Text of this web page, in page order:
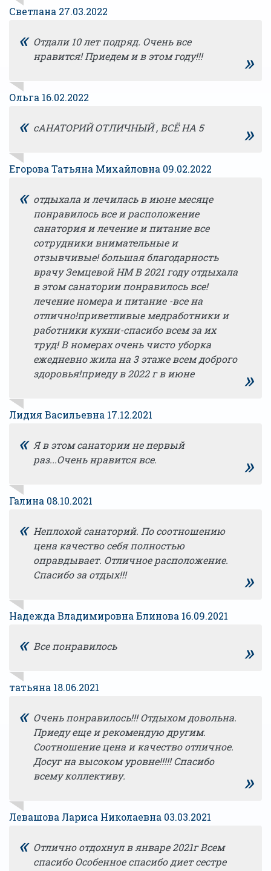
Светлана 27.03.2022
« Отдали 10 лет подряд. Очень все
нравится! Приедем и в этом году!!!
»
Ольга 16.02.2022
« сАНАТОРИЙ ОТЛИЧНЫЙ , ВСЁ НА 5 »
Егорова Татьяна Михайловна 09.02.2022
« отдыхала и лечилась в июне месяце
понравилось все и расположение
санатория и лечение и питание все
сотрудники внимательные и
отзывчивые! большая благодарность
врачу Земцевой НМ В 2021 году отдыхала
в этом санатории понравилось все!
лечение номера и питание -все на
отлично!приветливые медработники и
работники кухни-спасибо всем за их
труд! В номерах очень чисто уборка
ежедневно жила на 3 этаже всем доброго
здоровья!приеду в 2022 г в июне
»
Лидия Васильевна 17.12.2021
« Я в этом санатории не первый
раз...Очень нравится все.
»
Галина 08.10.2021
« Неплохой санаторий. По соотношению
цена качество себя полностью
оправдывает. Отличное расположение.
Спасибо за отдых!!!
»
Надежда Владимировна Блинова 16.09.2021
« Все понравилось »
татьяна 18.06.2021
« Очень понравилось!!! Отдыхом довольна.
Приеду еще и рекомендую другим.
Соотношение цена и качество отличное.
Досуг на высоком уровне!!!!! Спасибо
всему коллективу.
»
Левашова Лариса Николаевна 03.03.2021
« Отлично отдохнул в январе 2021г Всем
спасибо Особенное спасибо диет сестре